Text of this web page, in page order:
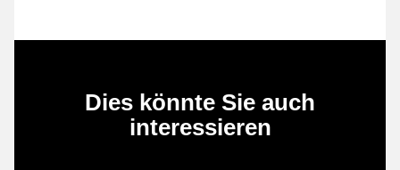
Dies könnte Sie auch
interessieren